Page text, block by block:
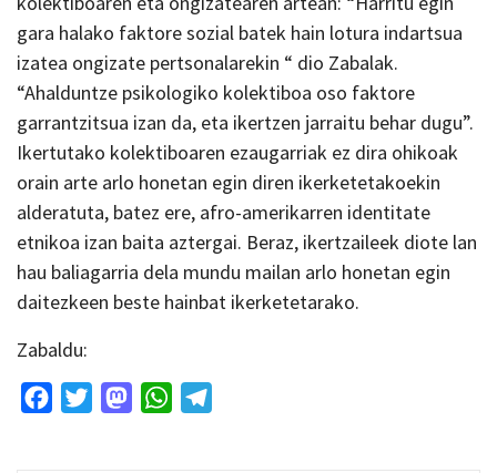
gara halako faktore sozial batek hain lotura indartsua
izatea ongizate pertsonalarekin “ dio Zabalak.
“Ahalduntze psikologiko kolektiboa oso faktore
garrantzitsua izan da, eta ikertzen jarraitu behar dugu”.
Ikertutako kolektiboaren ezaugarriak ez dira ohikoak
orain arte arlo honetan egin diren ikerketetakoekin
alderatuta, batez ere, afro-amerikarren identitate
etnikoa izan baita aztergai. Beraz, ikertzaileek diote lan
hau baliagarria dela mundu mailan arlo honetan egin
daitezkeen beste hainbat ikerketetarako.
Zabaldu:
FacebookTwitterMastodonWhatsApp